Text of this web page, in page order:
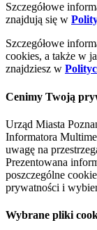
Szczegółowe
znajdują się w
Szczegółowe
cookies, a także w
znajdziesz w
Cenimy Twoją
Urząd Miasta
Informatora
uwagę na
Prezentowana
poszczególne
prywatności i
Wybrane pliki